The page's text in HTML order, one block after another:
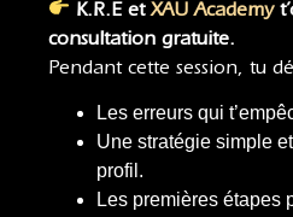
K.R.E etXAU Academy
consultation gratuite.
Pendant cette session, tu
Les erreurs qui
Une stratégie simple
profil.
Les premières étapes